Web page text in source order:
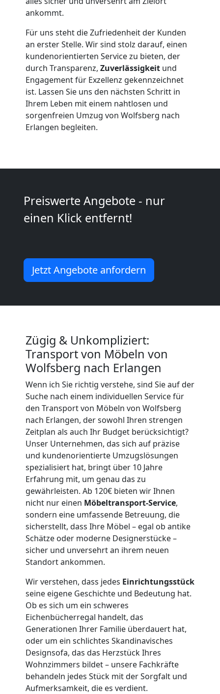
ankommt.
Für uns steht die Zufriedenheit der Kunden
an erster Stelle. Wir sind stolz darauf, einen
kundenorientierten Service zu bieten, der
durch Transparenz, Zuverlässigkeit und
Engagement für Exzellenz gekennzeichnet
ist. Lassen Sie uns den nächsten Schritt in
Ihrem Leben mit einem nahtlosen und
sorgenfreien Umzug von Wolfsberg nach
Erlangen begleiten.
Preiswerte Angebote - nur
einen Klick entfernt!
Jetzt Angebote anfordern
Zügig & Unkompliziert:
Transport von Möbeln von
Wolfsberg nach Erlangen
Wenn ich Sie richtig verstehe, sind Sie auf der
Suche nach einem individuellen Service für
den Transport von Möbeln von Wolfsberg
nach Erlangen, der sowohl Ihren strengen
Zeitplan als auch Ihr Budget berücksichtigt?
Unser Unternehmen, das sich auf präzise
und kundenorientierte Umzugslösungen
spezialisiert hat, bringt über 10 Jahre
Erfahrung mit, um genau das zu
gewährleisten. Ab 120€ bieten wir Ihnen
nicht nur einen Möbeltransport-Service,
sondern eine umfassende Betreuung, die
sicherstellt, dass Ihre Möbel – egal ob antike
Schätze oder moderne Designerstücke –
sicher und unversehrt an ihrem neuen
Standort ankommen.
Wir verstehen, dass jedes Einrichtungsstück
seine eigene Geschichte und Bedeutung hat.
Ob es sich um ein schweres
Eichenbücherregal handelt, das
Generationen Ihrer Familie überdauert hat,
oder um ein schlichtes Skandinavisches
Designsofa, das das Herzstück Ihres
Wohnzimmers bildet – unsere Fachkräfte
behandeln jedes Stück mit der Sorgfalt und
Aufmerksamkeit, die es verdient.
Beiladung
Wolfsberg
Mini
Umzug
Kunsttransport
Wolfsberg
Umzug
Wolfsberg
Mann
LKW
Möbellift
Wolfsberg
Übersiedlung
Wolfsberg